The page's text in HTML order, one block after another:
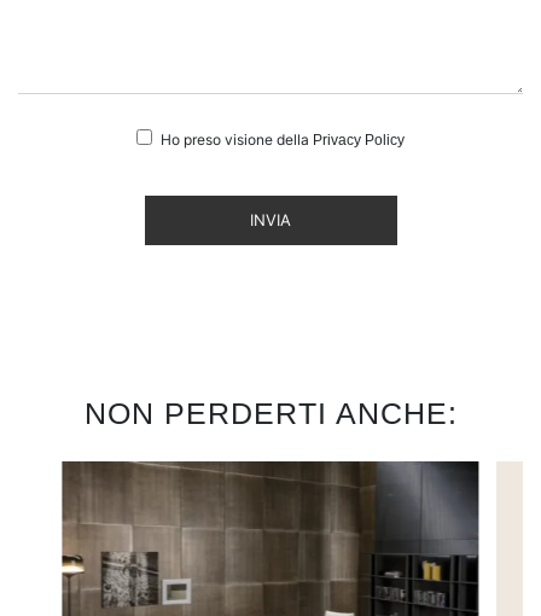
Ho preso visione della Privacy Policy
INVIA
NON PERDERTI ANCHE: